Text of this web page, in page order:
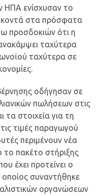
ΗΠΑ ενίσχυσαν το
κοντά στα πρόσφατα
προσδοκιών ότι η
ταχύτερα
ταχύτερα σε
οδήγησαν σε
πωλήσεων στις
τα στοιχεία για τη
τιμές παραγωγού
περιμένουν νέα
πακέτο στήριξης
έχει προτείνει ο
συναντήθηκε
οργανώσεων